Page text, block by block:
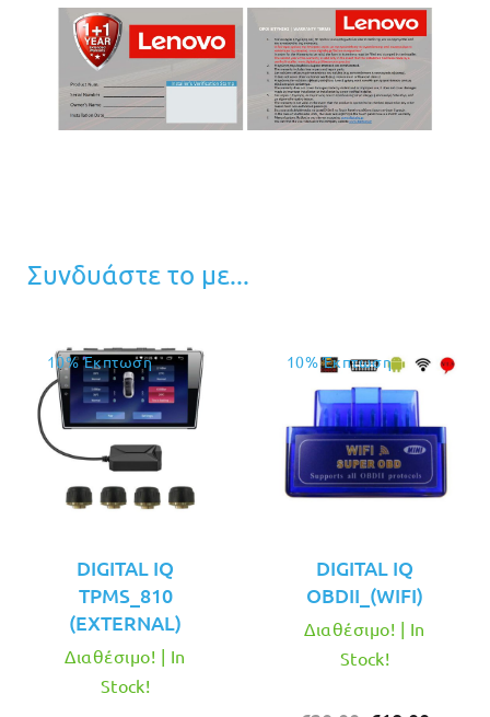
Συνδυάστε το με...
10% Έκπτωση
DIGITAL IQ
TPMS_810
(EXTERNAL)
Διαθέσιμο! | In
Stock!
10% Έκπτωση
DIGITAL IQ
OBDII_(WIFI)
Διαθέσιμο! | In
Stock!